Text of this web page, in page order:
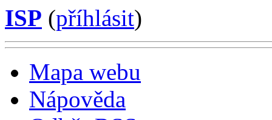
ISP (příhlásit)
Mapa webu
Nápověda